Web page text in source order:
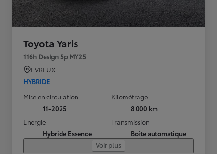
Toyota Yaris
116h Design 5p MY25
EVREUX
HYBRIDE
Mise en circulation
11-2025
Kilométrage
8 000 km
Energie
Hybride Essence
Transmission
Boîte automatique
Voir plus